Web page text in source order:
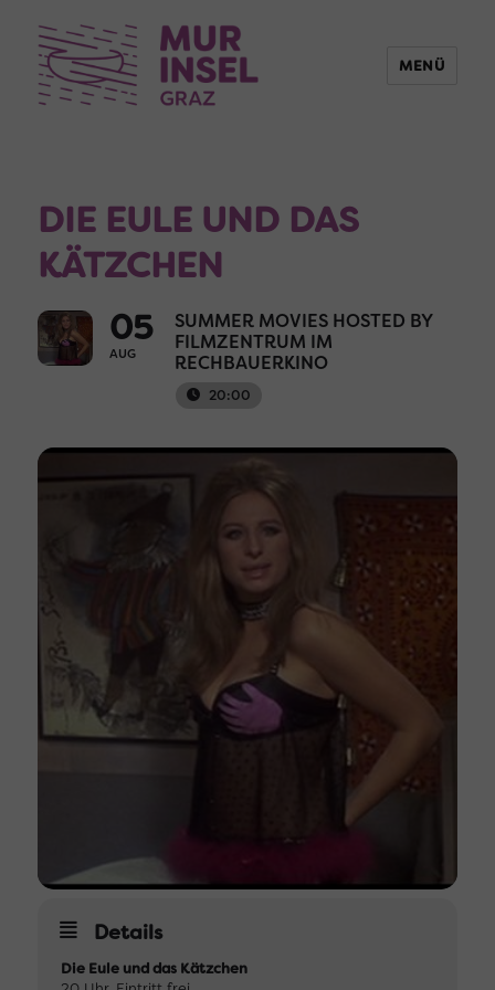
MENÜ
DIE EULE UND DAS
KÄTZCHEN
05
AUG
SUMMER MOVIES HOSTED BY
FILMZENTRUM IM
RECHBAUERKINO
20:00
Details
Die Eule und das Kätzchen